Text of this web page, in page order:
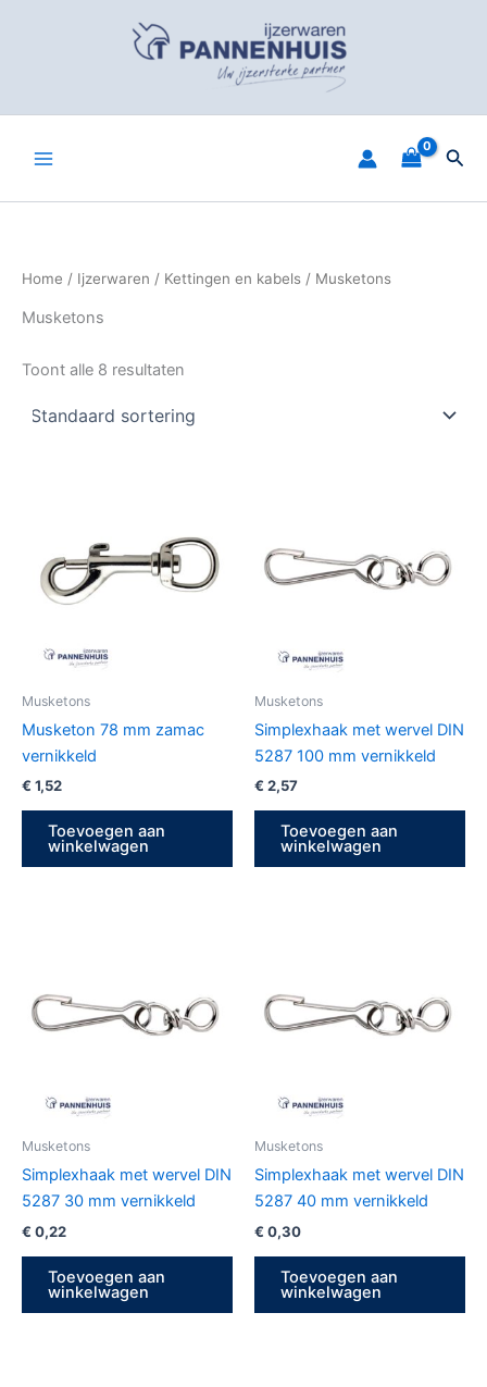
Home / Ijzerwaren / Kettingen en kabels / Musketons
Musketons
Toont alle 8 resultaten
Musketons
Musketon 78 mm zamac
vernikkeld
€ 1,52
Toevoegen aan
winkelwagen
Musketons
Simplexhaak met wervel DIN
5287 100 mm vernikkeld
€ 2,57
Toevoegen aan
winkelwagen
Musketons
Simplexhaak met wervel DIN
5287 30 mm vernikkeld
€ 0,22
Toevoegen aan
winkelwagen
Musketons
Simplexhaak met wervel DIN
5287 40 mm vernikkeld
€ 0,30
Toevoegen aan
winkelwagen